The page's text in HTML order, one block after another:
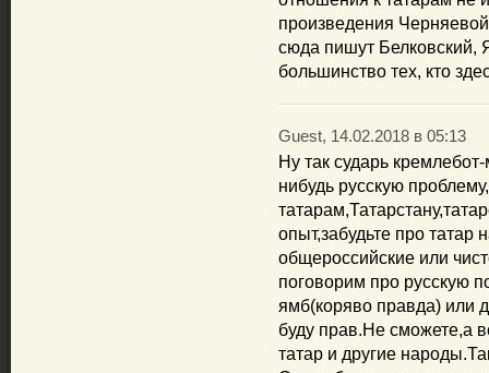
произведения
сюда пишут Белковский,
большинство тех, кто
Guest, 14.02.2018 в 05:13
Ну так сударь
нибудь русскую
опыт,забудьте про татар
общероссийские или
поговорим про русскую
ямб(коряво правда) или
буду прав.Не сможете,а
татар и другие